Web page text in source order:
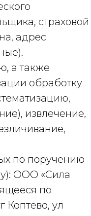
страховой
адрес
а также
обработку
извлечение,
по поручению
ООО «Сила
по
Коптево, ул